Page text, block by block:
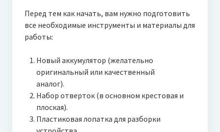
Перед тем как начать, вам нужно подготовить
все необходимые инструменты и материалы для
работы:
Новый аккумулятор (желательно
оригинальный или качественный
аналог).
Набор отверток (в основном крестовая и
плоская).
Пластиковая лопатка для разборки